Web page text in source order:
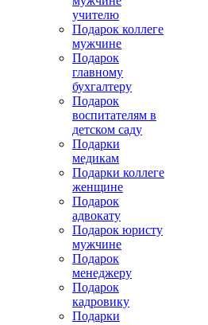
учителю
Подарок коллеге
мужчине
Подарок
главному
бухгалтеру
Подарок
воспитателям в
детском саду
Подарки
медикам
Подарки коллеге
женщине
Подарок
адвокату
Подарок юристу
мужчине
Подарок
менеджеру
Подарок
кадровику
Подарки